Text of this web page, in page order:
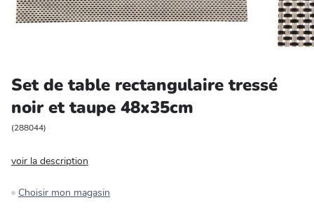
Entretien et rangement
Animalerie
Bricolage et auto
Jardin et plein air
Set de table rectangulaire tressé
noir et taupe 48x35cm
(288044)
voir la description
Choisir mon magasin